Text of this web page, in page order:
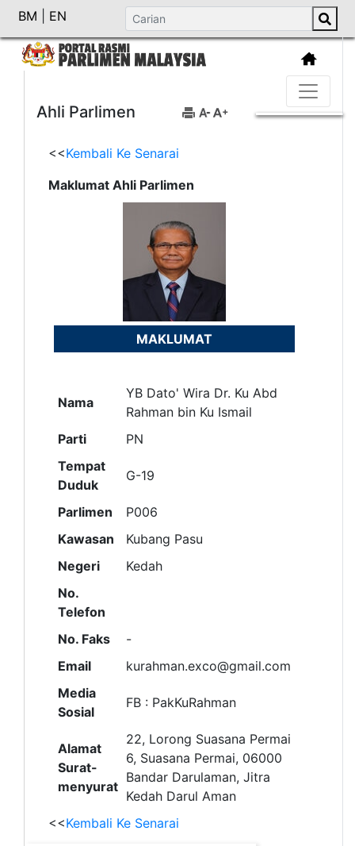
BM EN
Ahli Parlimen
<<Kembali Ke Senarai
Maklumat Ahli Parlimen
MAKLUMAT
Nama
YB Dato' Wira Dr. Ku Abd
Rahman bin Ku Ismail
Parti
PN
Tempat
Duduk
G-19
Parlimen
P006
Kawasan
Kubang Pasu
Negeri
Kedah
No.
Telefon
No. Faks
-
Email
kurahman.exco@gmail.com
Media
Sosial
FB : PakKuRahman
Alamat
Surat-
menyurat
22, Lorong Suasana Permai
6, Suasana Permai, 06000
Bandar Darulaman, Jitra
Kedah Darul Aman
<<Kembali Ke Senarai